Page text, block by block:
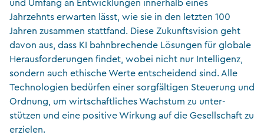
und Umfang an Entwicklungen innerhalb eines
Jahrzehnts erwarten lässt, wie sie in den letzten 100
Jahren zusammen stattfand. Diese Zukunftsvision geht
davon aus, dass KI bahnbrechende Lösungen für globale
Herausforderungen findet, wobei nicht nur Intelligenz,
sondern auch ethische Werte entscheidend sind. Alle
Technologien bedürfen einer sorgfältigen Steuerung und
Ordnung, um wirtschaftliches Wachstum zu unter-
stützen und eine positive Wirkung auf die Gesellschaft zu
erzielen.